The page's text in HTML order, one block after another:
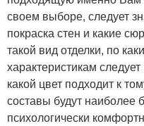
своем выборе, следует
покраска стен и какие
такой вид отделки, по
характеристикам
какой цвет подходит к
составы будут наиболее
психологически